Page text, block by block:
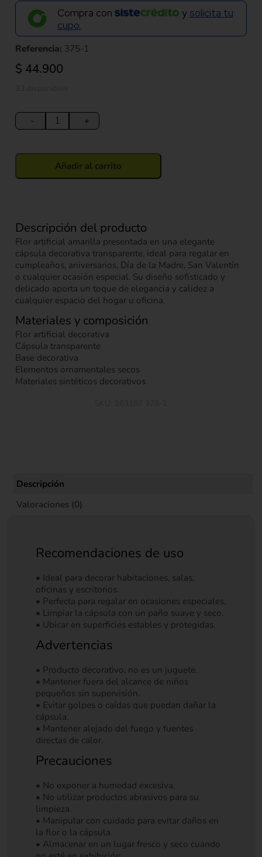
Compra con y solicita tu
cupo.
Descripción del producto
Flor artificial amarilla presentada en una elegante
cápsula decorativa transparente, ideal para regalar en
cumpleaños, aniversarios, Día de la Madre, San Valentín
o cualquier ocasión especial. Su diseño sofisticado y
delicado aporta un toque de elegancia y calidez a
cualquier espacio del hogar u oficina.
Materiales y composición
Flor artificial decorativa
Cápsula transparente
Base decorativa
Elementos ornamentales secos
Materiales sintéticos decorativos
Referencia: 375-1
$ 44.900
-
Artificial
Amarilla
Decorativa
+
Añadir al carrito
Descripción
Valoraciones (0)
Recomendaciones de uso
• Ideal para decorar habitaciones, salas,
oficinas y escritorios.
• Perfecta para regalar en ocasiones especiales.
• Limpiar la cápsula con un paño suave y seco.
• Ubicar en superficies estables y protegidas.
Advertencias
• Producto decorativo, no es un juguete.
• Mantener fuera del alcance de niños
pequeños sin supervisión.
• Evitar golpes o caídas que puedan dañar la
cápsula.
• Mantener alejado del fuego y fuentes
directas de calor.
Precauciones
• No exponer a humedad excesiva.
• No utilizar productos abrasivos para su
limpieza.
• Manipular con cuidado para evitar daños en
la flor o la cápsula.
• Almacenar en un lugar fresco y seco cuando